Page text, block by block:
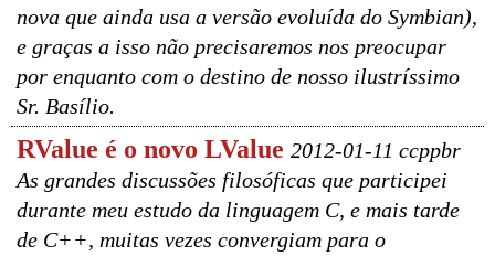
nova que ainda usa a versão evoluída do Symbian),
e graças a isso não precisaremos nos preocupar
por enquanto com o destino de nosso ilustríssimo
Sr. Basílio.
RValue é o novo LValue 2012-01-11 ccppbr
As grandes discussões filosóficas que participei
durante meu estudo da linguagem C, e mais tarde
de C++, muitas vezes convergiam para o